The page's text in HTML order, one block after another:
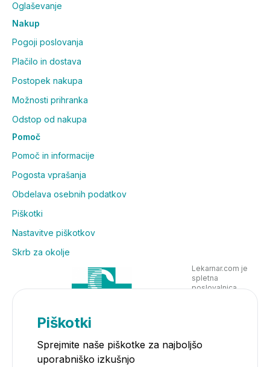
Oglaševanje
Nakup
Pogoji poslovanja
Plačilo in dostava
Postopek nakupa
Možnosti prihranka
Odstop od nakupa
Pomoč
Pomoč in informacije
Pogosta vprašanja
Obdelava osebnih podatkov
Piškotki
Nastavitve piškotkov
Skrb za okolje
Lekarnar.com je
spletna
poslovalnica
Piškotki
Sprejmite naše piškotke za najboljšo
uporabniško izkušnjo